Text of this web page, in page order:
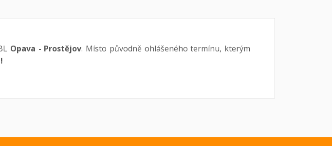
Opava - Prostějov. Místo původně ohlášeného termínu, kterým